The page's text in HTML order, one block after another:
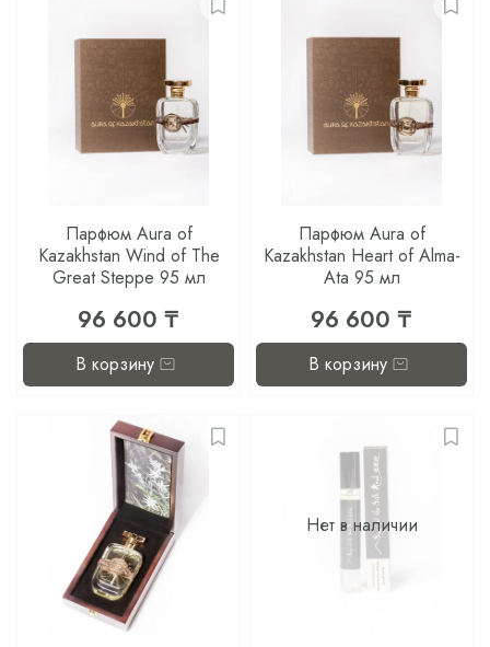
Парфюм Aura of
Kazakhstan Wind of The
Great Steppe 95 мл
96 600 ₸
В корзину
Парфюм Aura of
Kazakhstan Heart of Alma-
Ata 95 мл
96 600 ₸
В корзину
Нет в наличии